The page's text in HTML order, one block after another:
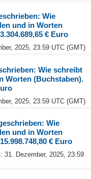
Wie
und in Worten
€ Euro
2025, 23:59 UTC (GMT)
Wie schreibt
Worten (Buchstaben).
2025, 23:59 UTC (GMT)
Wie
und in Worten
€ Euro
31. Dezember, 2025, 23:59